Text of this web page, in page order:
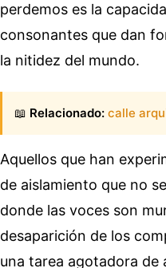
perdemos es la
consonantes que dan
la nitidez del mundo.
📖 Relacionado: calle
Aquellos que han
de aislamiento que no
donde las voces son
desaparición de los
una tarea agotadora de